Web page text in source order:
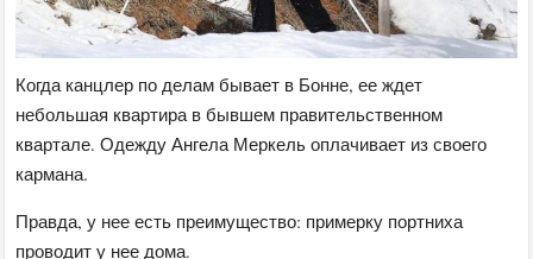
Когда канцлер по делам бывает в Бонне, ее ждет
небольшая квартира в бывшем правительственном
квартале. Одежду Ангела Меркель оплачивает из своего
кармана.
Правда, у нее есть преимущество: примерку портниха
проводит у нее дома.